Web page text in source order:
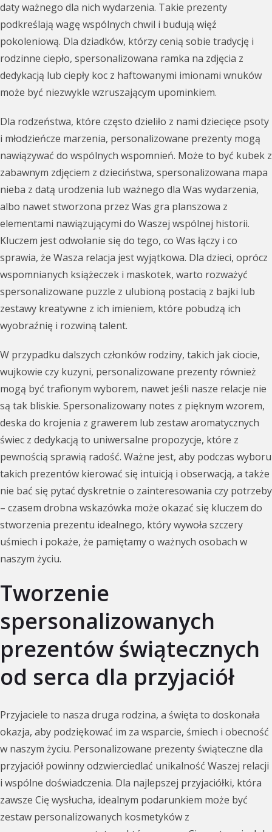
daty ważnego dla nich wydarzenia. Takie prezenty
podkreślają wagę wspólnych chwil i budują więź
pokoleniową. Dla dziadków, którzy cenią sobie tradycję i
rodzinne ciepło, spersonalizowana ramka na zdjęcia z
dedykacją lub ciepły koc z haftowanymi imionami wnuków
może być niezwykle wzruszającym upominkiem.
Dla rodzeństwa, które często dzieliło z nami dziecięce psoty
i młodzieńcze marzenia, personalizowane prezenty mogą
nawiązywać do wspólnych wspomnień. Może to być kubek z
zabawnym zdjęciem z dzieciństwa, spersonalizowana mapa
nieba z datą urodzenia lub ważnego dla Was wydarzenia,
albo nawet stworzona przez Was gra planszowa z
elementami nawiązującymi do Waszej wspólnej historii.
Kluczem jest odwołanie się do tego, co Was łączy i co
sprawia, że Wasza relacja jest wyjątkowa. Dla dzieci, oprócz
wspomnianych książeczek i maskotek, warto rozważyć
spersonalizowane puzzle z ulubioną postacią z bajki lub
zestawy kreatywne z ich imieniem, które pobudzą ich
wyobraźnię i rozwiną talent.
W przypadku dalszych członków rodziny, takich jak ciocie,
wujkowie czy kuzyni, personalizowane prezenty również
mogą być trafionym wyborem, nawet jeśli nasze relacje nie
są tak bliskie. Spersonalizowany notes z pięknym wzorem,
deska do krojenia z grawerem lub zestaw aromatycznych
świec z dedykacją to uniwersalne propozycje, które z
pewnością sprawią radość. Ważne jest, aby podczas wyboru
takich prezentów kierować się intuicją i obserwacją, a także
nie bać się pytać dyskretnie o zainteresowania czy potrzeby
– czasem drobna wskazówka może okazać się kluczem do
stworzenia prezentu idealnego, który wywoła szczery
uśmiech i pokaże, że pamiętamy o ważnych osobach w
naszym życiu.
Tworzenie
spersonalizowanych
prezentów świątecznych
od serca dla przyjaciół
Przyjaciele to nasza druga rodzina, a święta to doskonała
okazja, aby podziękować im za wsparcie, śmiech i obecność
w naszym życiu. Personalizowane prezenty świąteczne dla
przyjaciół powinny odzwierciedlać unikalność Waszej relacji
i wspólne doświadczenia. Dla najlepszej przyjaciółki, która
zawsze Cię wysłucha, idealnym podarunkiem może być
zestaw personalizowanych kosmetyków z